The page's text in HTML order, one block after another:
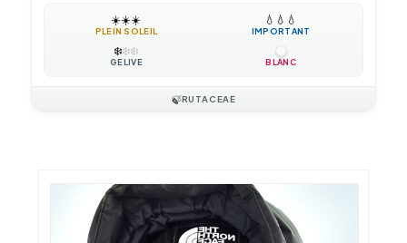
☀️☀️☀️
PLEIN SOLEIL
💧 💧 💧
IMPORTANT
❄️❄️❄️
GÉLIVE BLANC
🍃RUTACEAE